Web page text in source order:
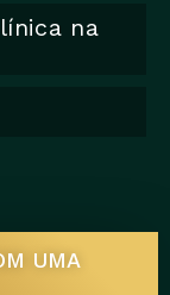
na
UMA